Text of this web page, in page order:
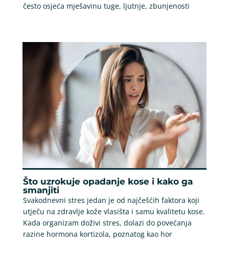
često osjeća mješavinu tuge, ljutnje, zbunjenosti
Što uzrokuje opadanje kose i kako ga
smanjiti
Svakodnevni stres jedan je od najčešćih faktora koji
utječu na zdravlje kože vlasišta i samu kvalitetu kose.
Kada organizam doživi stres, dolazi do povećanja
razine hormona kortizola, poznatog kao hor